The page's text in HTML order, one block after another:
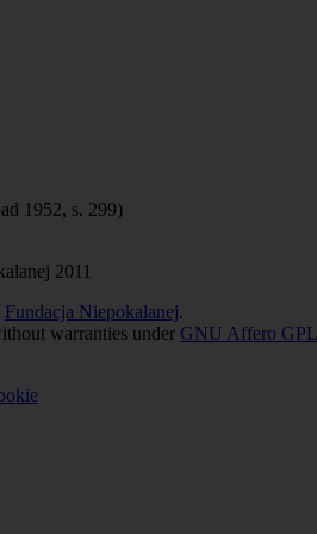
1952, s. 299)
2011
Fundacja Niepokalanej.
warranties under GNU Affero GPL